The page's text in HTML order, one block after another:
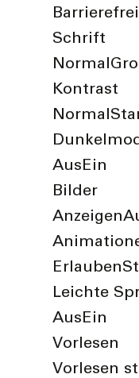
Schrift
Normal
Kontrast
Normal
Aus Ein
Bilder
Anzeigen
Erlauben
Leichte
Aus Ein
Vorlesen
Vorlesen
Sie noch
registrieren